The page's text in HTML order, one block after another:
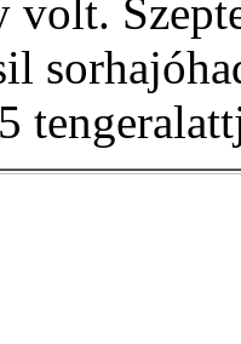
volt.